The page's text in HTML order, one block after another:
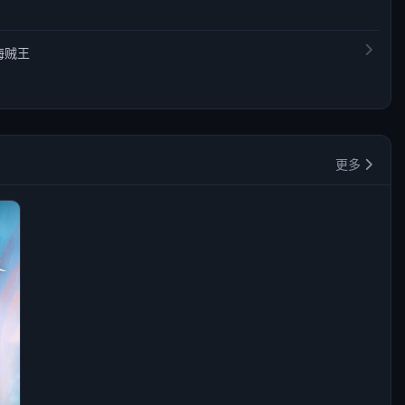
贼王
更多